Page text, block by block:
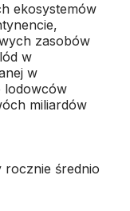
ekosystemów
zasobów
w
w
lodowców
miliardów
rocznie średnio